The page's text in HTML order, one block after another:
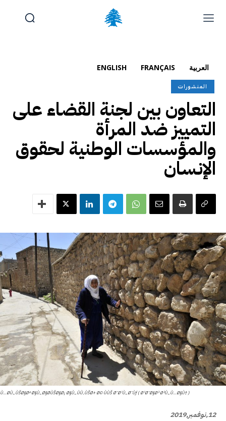
Français
(الفرنسية)
English
(الإنجليزية)
العربية FRANÇAIS
ENGLISH
المنشورات
التعاون بين لجنة القضاء على
التمييز ضد المرأة
والمؤسسات الوطنية لحقوق
الإنسان
Ù…Ø­Ù„ÙŠØ§Øª Ø§Ù„Ø§Ø­ÙŠØ§Ø¡ Ø§Ù„ÙÙ‚ÙŠØ± Ø© ÙÙŠ Ø¨Ø¹Ù„Ø¨Ùƒ ( Ø¹Ø¨Ø§Ø³ Ø³Ù„Ù…Ø§Ù† )
12,نوفمبر,2019